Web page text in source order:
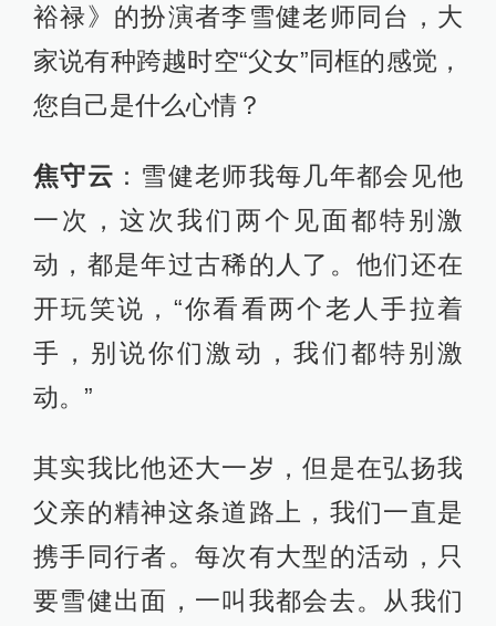
裕禄》的扮演者李雪健老师同台，大
家说有种跨越时空“父女”同框的感觉，
您自己是什么心情？
焦守云 ：雪健老师我每几年都会见他
一次，这次我们两个见面都特别激
动，都是年过古稀的人了。他们还在
开玩笑说，“你看看两个老人手拉着
手，别说你们激动，我们都特别激
动。”
其实我比他还大一岁，但是在弘扬我
父亲的精神这条道路上，我们一直是
携手同行者。每次有大型的活动，只
要雪健出面，一叫我都会去。从我们